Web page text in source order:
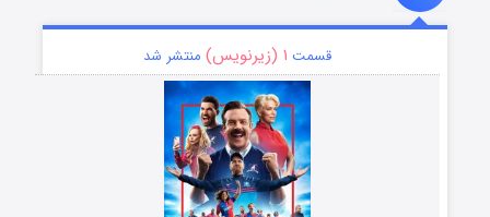
قسمت ۱ (زیرنویس) منتشر شد